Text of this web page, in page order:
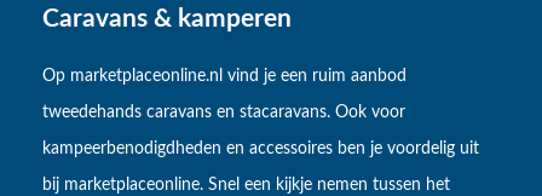
Caravans & kamperen
Op marketplaceonline.nl vind je een ruim aanbod
tweedehands caravans en stacaravans. Ook voor
kampeerbenodigdheden en accessoires ben je voordelig uit
bij marketplaceonline. Snel een kijkje nemen tussen het